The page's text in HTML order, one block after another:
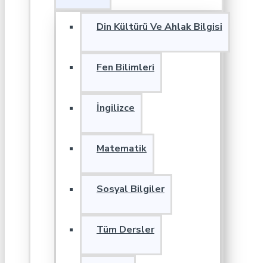
Din Kültürü Ve Ahlak Bilgisi
Fen Bilimleri
İngilizce
Matematik
Sosyal Bilgiler
Tüm Dersler